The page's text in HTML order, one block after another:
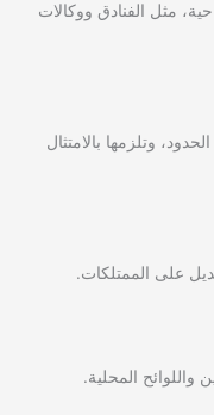
مثل الفنادق ووكالات
وتلزمها بالامتثال
على الممتلكات.
المحلية.